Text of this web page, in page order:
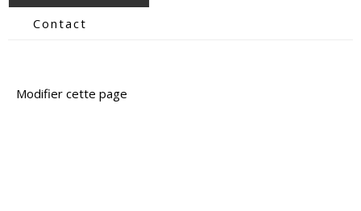
Contact
Modifier cette page